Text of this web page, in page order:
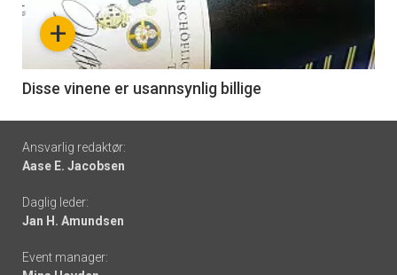
nå
6
+
Disse vinene er usannsynlig billige
Footer
-
links
Ansvarlig redaktør:
Aase E. Jacobsen
Daglig leder:
Jan H. Amundsen
Event manager: